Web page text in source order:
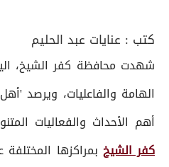
كتب : عنايات عبد الحليم
شهدت محافظة كفر الشيخ،
الهامة والفاعليات، ويرصد
أهم الأحداث والفعاليات
كفر الشيخ بمراكزها